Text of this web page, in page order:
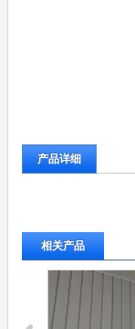
产品详细
相关产品